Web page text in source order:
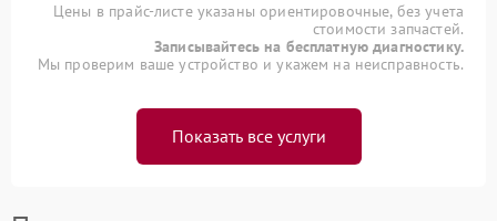
Цены в прайс-листе указаны ориентировочные, без учета
стоимости запчастей.
Записывайтесь на бесплатную диагностику.
Мы проверим ваше устройство и укажем на неисправность.
Показать все услуги